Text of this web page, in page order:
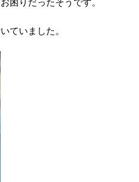
ていました。